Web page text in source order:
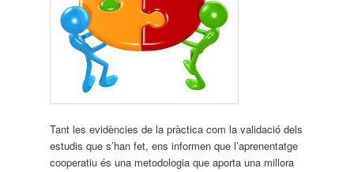
Tant les evidències de la pràctica com la validació dels
estudis que s’han fet, ens informen que l’aprenentatge
cooperatiu és una metodologia que aporta una millora